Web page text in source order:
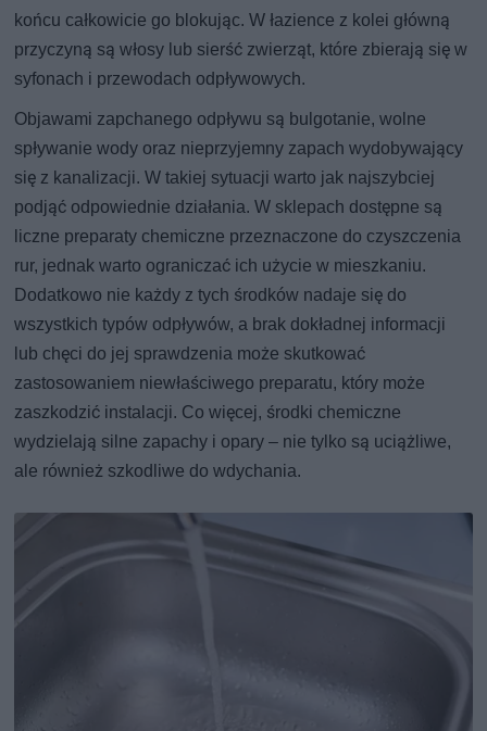
końcu całkowicie go blokując. W łazience z kolei główną
przyczyną są włosy lub sierść zwierząt, które zbierają się w
syfonach i przewodach odpływowych.
Objawami zapchanego odpływu są bulgotanie, wolne
spływanie wody oraz nieprzyjemny zapach wydobywający
się z kanalizacji. W takiej sytuacji warto jak najszybciej
podjąć odpowiednie działania. W sklepach dostępne są
liczne preparaty chemiczne przeznaczone do czyszczenia
rur, jednak warto ograniczać ich użycie w mieszkaniu.
Dodatkowo nie każdy z tych środków nadaje się do
wszystkich typów odpływów, a brak dokładnej informacji
lub chęci do jej sprawdzenia może skutkować
zastosowaniem niewłaściwego preparatu, który może
zaszkodzić instalacji. Co więcej, środki chemiczne
wydzielają silne zapachy i opary – nie tylko są uciążliwe,
ale również szkodliwe do wdychania.